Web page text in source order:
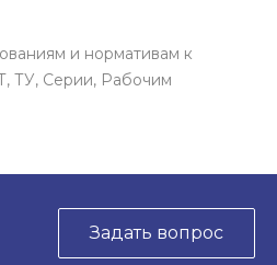
и нормативам к
ТУ, Серии, Рабочим
Задать вопрос